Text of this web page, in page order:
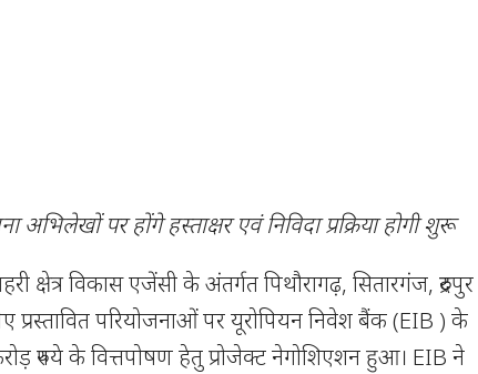
पर होंगे हस्ताक्षर एवं निविदा प्रक्रिया होगी शुरू
क्षेत्र विकास एजेंसी के अंतर्गत पिथौरागढ़, सितारगंज, रुद्रपुर
प्रस्तावित परियोजनाओं पर यूरोपियन निवेश बैंक (EIB ) के
रुपये के वित्तपोषण हेतु प्रोजेक्ट नेगोशिएशन हुआ। EIB ने